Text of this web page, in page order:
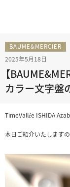
BAUME&MERCIER
2025年5月18日
【
カラー文字盤
TimeVallée ISHIDA
本日ご紹介いたします